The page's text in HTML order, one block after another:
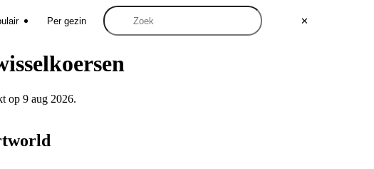
✕
Per gezin
op 9 aug 2026.